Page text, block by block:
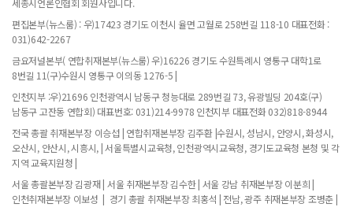
세종시언론인협회 회원사입니다.
편집본부(뉴스룸) : 우)17423 경기도 이천시 율면 고월로 258번길 118-10 대표전화 :
031)642-2267
금요저널본부( 연합취재본부(뉴스룸) 우)16226 경기도 수원특례시 영통구 대학1로
8번길 11(구)수원시 영통구 이의동 1276-5 |
인천지부 :우)21696 인천광역시 남동구 청능대로 289번길 73, 유광빌딩 204호(구)
남동구 고잔동 연합회) 대표번호: 031)214-9978 인천지부 대표전화 032)818-8944
전국 총괄 취재본부장 이승섭 | 연합취재본부장 김주환 |수원시, 성남시, 안양시, 화성시,
오산시, 안산시, 시흥시, | 서울특별시교육청, 인천광역시교육청, 경기도교육청 본청 및 각
지역 교육지원청 |
서울 총괄본부장 김광재 | 서울 취재본부장 김수한 | 서울 강남 취재본부장 이분희 |
인천취재본부장 이보성 | 경기 총괄 취재본부장 최홍석 | 전남, 광주 취재본부장 조병춘 |